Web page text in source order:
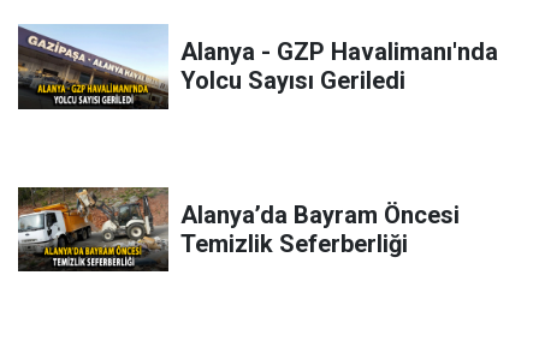
Alanya - GZP Havalimanı'nda
Yolcu Sayısı Geriledi
Alanya’da Bayram Öncesi
Temizlik Seferberliği